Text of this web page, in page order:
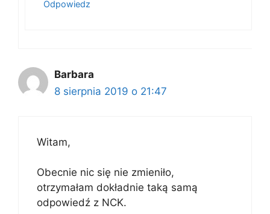
Odpowiedz
Barbara
8 sierpnia 2019 o 21:47
Witam,
Obecnie nic się nie zmieniło,
otrzymałam dokładnie taką samą
odpowiedź z NCK.